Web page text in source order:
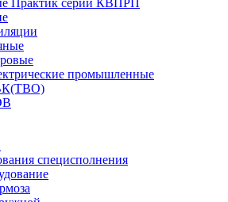
Практик серии КВПРП
промышленные
специсполнения